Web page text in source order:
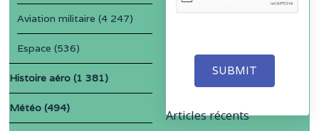
SUBMIT
Aviation militaire (4 247)
Espace (536)
Histoire aéro (1 381)
Météo (494) Articles récents